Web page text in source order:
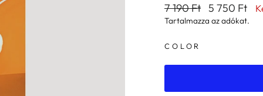
Általános
ár
7 190 Ft
ár
5 750 Ft
Tartalmazza az adókat.
COLOR